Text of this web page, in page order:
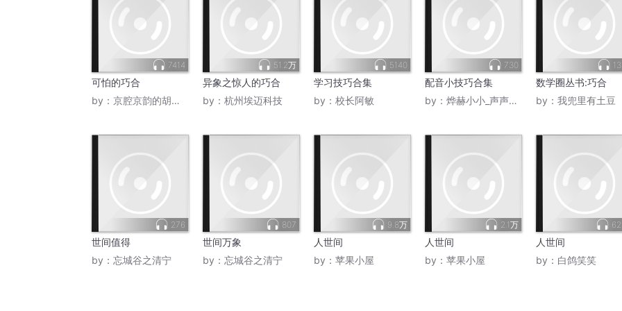
7414
可怕的巧合
by： 京腔京韵的胡同儿青年
51.2万
异象之惊人的巧合
by： 杭州埃迈科技
5140
学习技巧合集
by： 校长阿敏
730
配音小技巧合集
by： 烨赫小小_声声不息
数学圈丛书:巧合
by： 我兜里有土豆
276
世间值得
by： 忘城谷之清宁
807
世间万象
by： 忘城谷之清宁
9.8万
人世间
by： 苹果小屋
2.1万
人世间
by： 苹果小屋
人世间
by： 白鸽笑笑